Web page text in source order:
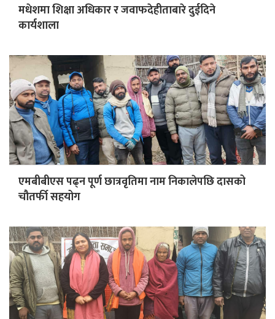
मधेशमा शिक्षा अधिकार र जवाफदेहीताबारे दुईदिने
कार्यशाला
एमबीबीएस पढ्न पूर्ण छात्रवृतिमा नाम निकालेपछि दासको
चौतर्फी सहयोग